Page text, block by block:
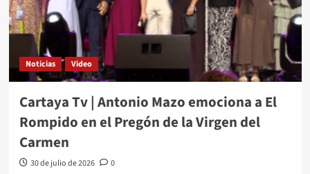
Noticias Video
Cartaya Tv | Antonio Mazo emociona a El
Rompido en el Pregón de la Virgen del
Carmen
30 de julio de 2026 0